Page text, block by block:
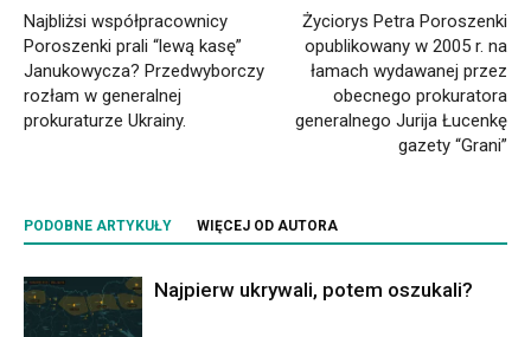
Najbliżsi współpracownicy
Poroszenki prali “lewą kasę”
Janukowycza? Przedwyborczy
rozłam w generalnej
prokuraturze Ukrainy.
Życiorys Petra Poroszenki
opublikowany w 2005 r. na
łamach wydawanej przez
obecnego prokuratora
generalnego Jurija Łucenkę
gazety “Grani”
PODOBNE ARTYKUŁY WIĘCEJ OD AUTORA
Najpierw ukrywali, potem oszukali?